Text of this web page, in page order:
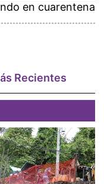
en cuarentena
Recientes